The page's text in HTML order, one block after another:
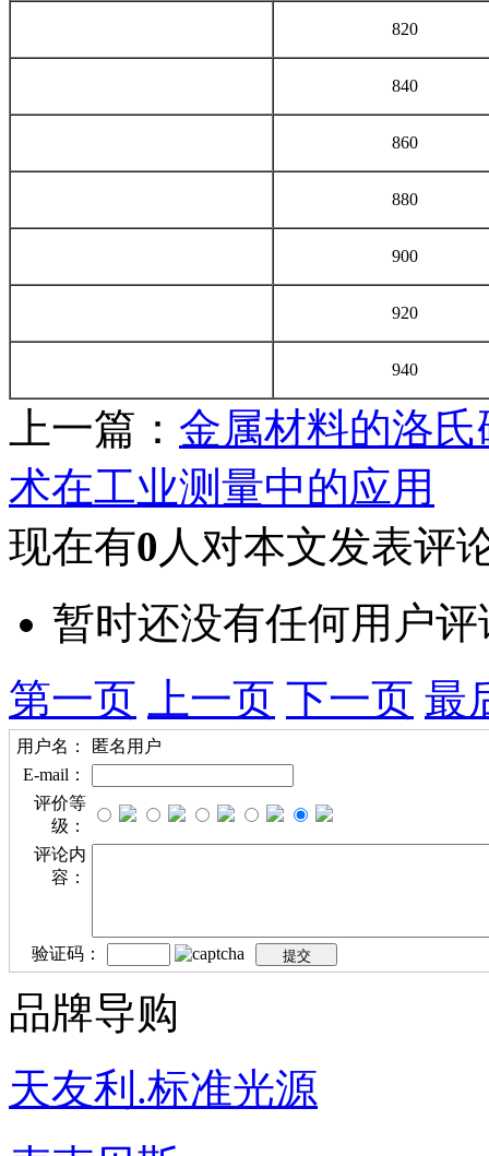
820
840
860
880
900
920
940
上一篇： 金属材料的洛
术在工业测量中的应用
现在有0 人对本文发表评
暂时还没有任何用户评
第一页
上一页 下一页 最
用户名：
匿名用户
E-mail：
评价等
级：
评论内
容：
验证码：
品牌导购
天友利.标准光源